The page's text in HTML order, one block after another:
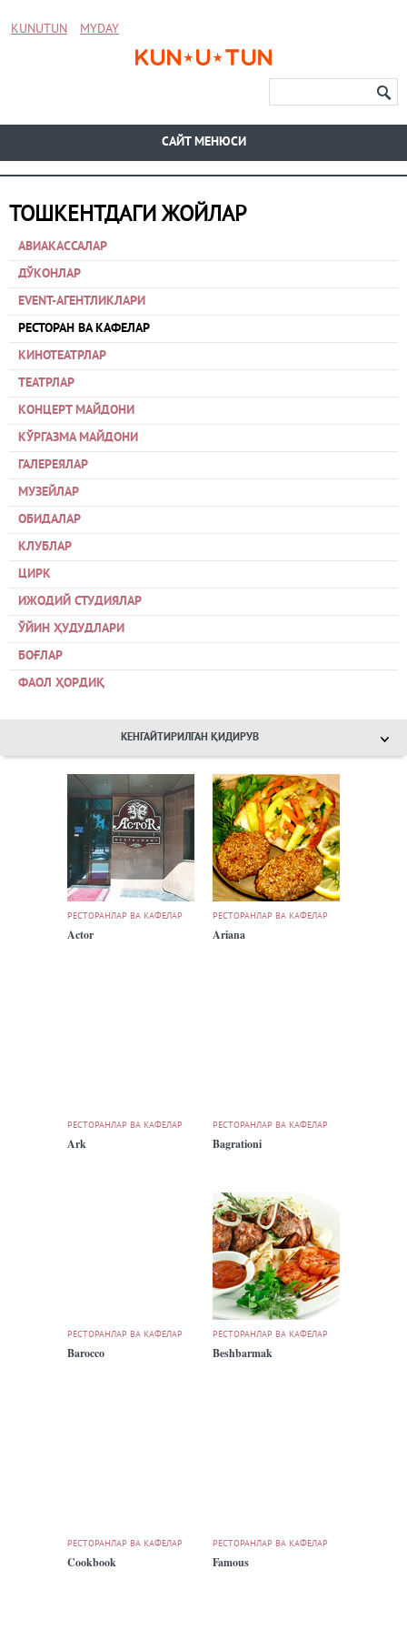
KUNUTUN MYDAY
CАЙТ МЕНЮСИ
ТОШКЕНТДАГИ ЖОЙЛАР
АВИАКАССАЛАР
ДЎКОНЛАР
EVENT-АГЕНТЛИКЛАРИ
РЕСТОРАН ВА КАФЕЛАР
КИНОТЕАТРЛАР
ТЕАТРЛАР
КОНЦЕРТ МАЙДОНИ
КЎРГАЗМА МАЙДОНИ
ГАЛЕРЕЯЛАР
МУЗЕЙЛАР
ОБИДАЛАР
КЛУБЛАР
ЦИРК
ИЖОДИЙ СТУДИЯЛАР
ЎЙИН ҲУДУДЛАРИ
БОҒЛАР
ФАОЛ ҲОРДИҚ
КЕНГАЙТИРИЛГАН ҚИДИРУВ
РЕСТОРАНЛАР ВА КАФЕЛАР
Actor
РЕСТОРАНЛАР ВА КАФЕЛАР
Ariana
РЕСТОРАНЛАР ВА КАФЕЛАР
Ark
РЕСТОРАНЛАР ВА КАФЕЛАР
Bagrationi
РЕСТОРАНЛАР ВА КАФЕЛАР
Barocco
РЕСТОРАНЛАР ВА КАФЕЛАР
Beshbarmak
РЕСТОРАНЛАР ВА КАФЕЛАР
Cookbook
РЕСТОРАНЛАР ВА КАФЕЛАР
Famous